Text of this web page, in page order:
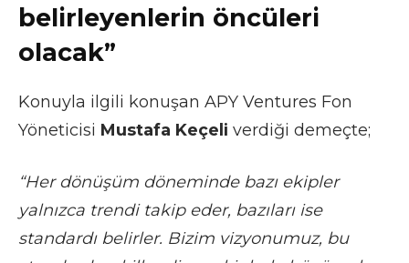
belirleyenlerin öncüleri
olacak”
Konuyla ilgili konuşan APY Ventures Fon
Yöneticisi Mustafa Keçeli verdiği demeçte;
“Her dönüşüm döneminde bazı ekipler
yalnızca trendi takip eder, bazıları ise
standardı belirler. Bizim vizyonumuz, bu